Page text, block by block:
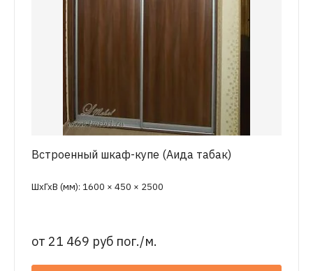
Встроенный шкаф-купе (Аида табак)
ШхГхВ (мм): 1600 × 450 × 2500
от 21 469 руб пог./м.